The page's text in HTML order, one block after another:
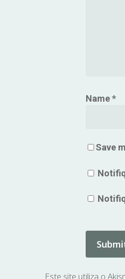
Name*
Save
Este site utiliza o